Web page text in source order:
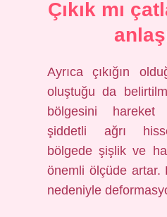
Çıkık mı
Ayrıca çıkığın
oluştuğu da
bölgesini
şiddetli ağrı
bölgede şişlik ve
önemli ölçüde artar.
nedeniyle